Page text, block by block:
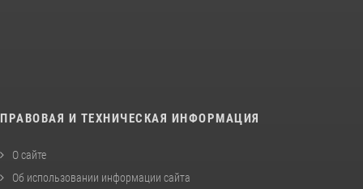
ПРАВОВАЯ И ТЕХНИЧЕСКАЯ ИНФОРМАЦИЯ
О сайте
Об использовании информации сайта